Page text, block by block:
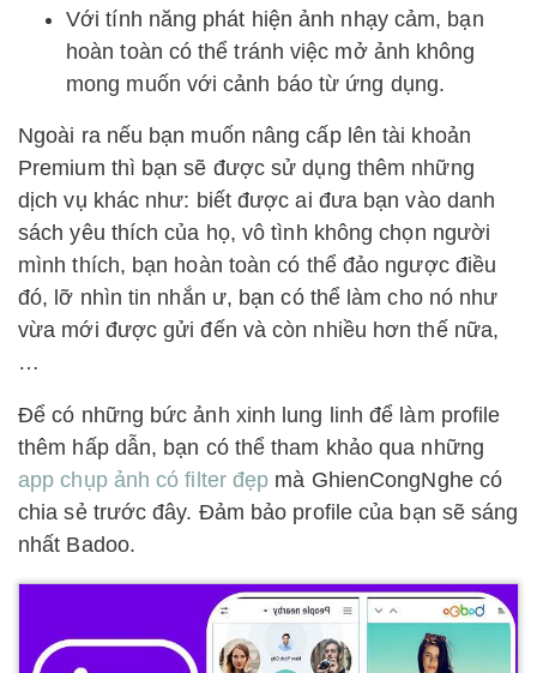
Với tính năng phát hiện ảnh nhạy cảm, bạn
hoàn toàn có thể tránh việc mở ảnh không
mong muốn với cảnh báo từ ứng dụng.
Ngoài ra nếu bạn muốn nâng cấp lên tài khoản
Premium thì bạn sẽ được sử dụng thêm những
dịch vụ khác như: biết được ai đưa bạn vào danh
sách yêu thích của họ, vô tình không chọn người
mình thích, bạn hoàn toàn có thể đảo ngược điều
đó, lỡ nhìn tin nhắn ư, bạn có thể làm cho nó như
vừa mới được gửi đến và còn nhiều hơn thế nữa,
…
Để có những bức ảnh xinh lung linh để làm profile
thêm hấp dẫn, bạn có thể tham khảo qua những
app chụp ảnh có filter đẹp mà GhienCongNghe có
chia sẻ trước đây. Đảm bảo profile của bạn sẽ sáng
nhất Badoo.